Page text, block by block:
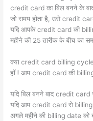
credit card का बिल बनने के
जो समय होता है, उसे credit
यदि आपके credit card की
महीने की 25 तारीक के बीच का
क्या credit card billing cycle
हॉ ! आप credit card की
यदि बिल बनने बाद credit card
यदि आप credit card से billing
अगले महीने की billing date को